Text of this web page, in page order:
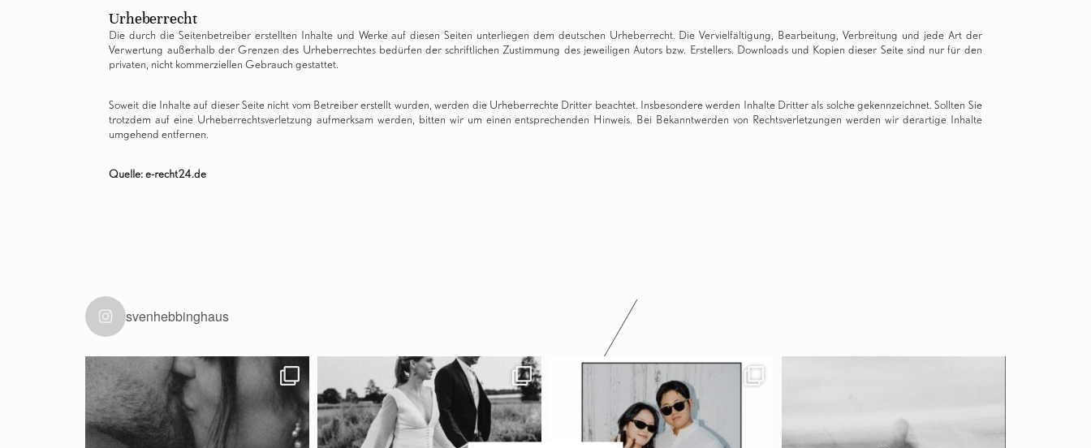
Urheberrecht
Die durch die Seitenbetreiber erstellten Inhalte und Werke auf diesen Seiten unterliegen dem deutschen Urheberrecht. Die Vervielfältigung, Bearbeitung, Verbreitung und jede Art der
Verwertung außerhalb der Grenzen des Urheberrechtes bedürfen der schriftlichen Zustimmung des jeweiligen Autors bzw. Erstellers. Downloads und Kopien dieser Seite sind nur für den
privaten, nicht kommerziellen Gebrauch gestattet.
Soweit die Inhalte auf dieser Seite nicht vom Betreiber erstellt wurden, werden die Urheberrechte Dritter beachtet. Insbesondere werden Inhalte Dritter als solche gekennzeichnet. Sollten Sie
trotzdem auf eine Urheberrechtsverletzung aufmerksam werden, bitten wir um einen entsprechenden Hinweis. Bei Bekanntwerden von Rechtsverletzungen werden wir derartige Inhalte
umgehend entfernen.
Quelle: e-recht24.de
svenhebbinghaus